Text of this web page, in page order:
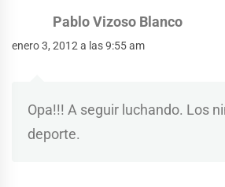
Pablo Vizoso Blanco
enero 3, 2012 a las 9:55 am
Opa!!! A seguir luchando. Los
deporte.